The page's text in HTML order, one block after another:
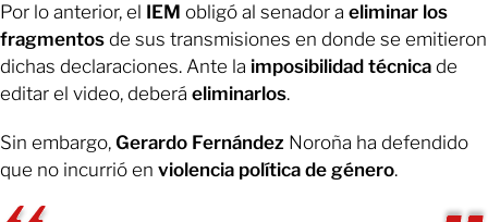
Por lo anterior, el IEM obligó al senador a eliminar los
fragmentos de sus transmisiones en donde se emitieron
dichas declaraciones. Ante la imposibilidad técnica de
editar el video, deberá eliminarlos.
Sin embargo, Gerardo Fernández Noroña ha defendido
que no incurrió en violencia política de género.